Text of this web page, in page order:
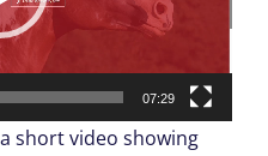
07:29
short video showing